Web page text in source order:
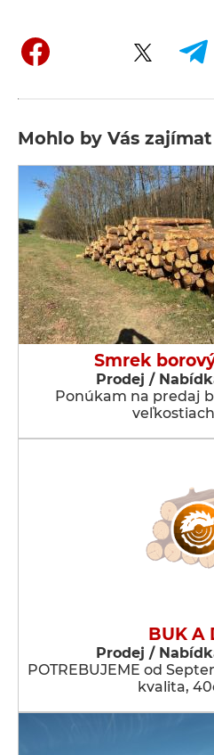
Mohlo by Vás zajímat
Smrek
Prodej /
Ponúkam na predaj
BUK A
Prodej /
POTREBUJEME od
kvalita,